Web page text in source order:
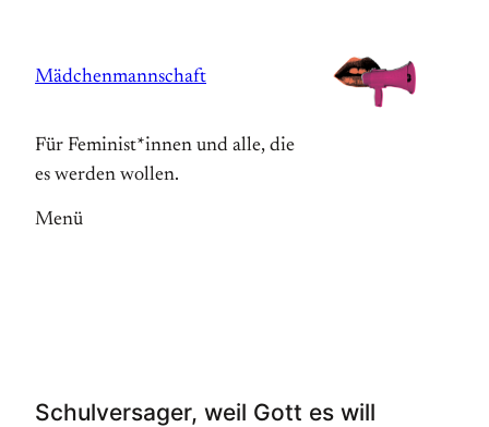
springen
Mädchenmannschaft
Für Feminist*innen und alle, die
es werden wollen.
Menü
Schulversager, weil Gott es will